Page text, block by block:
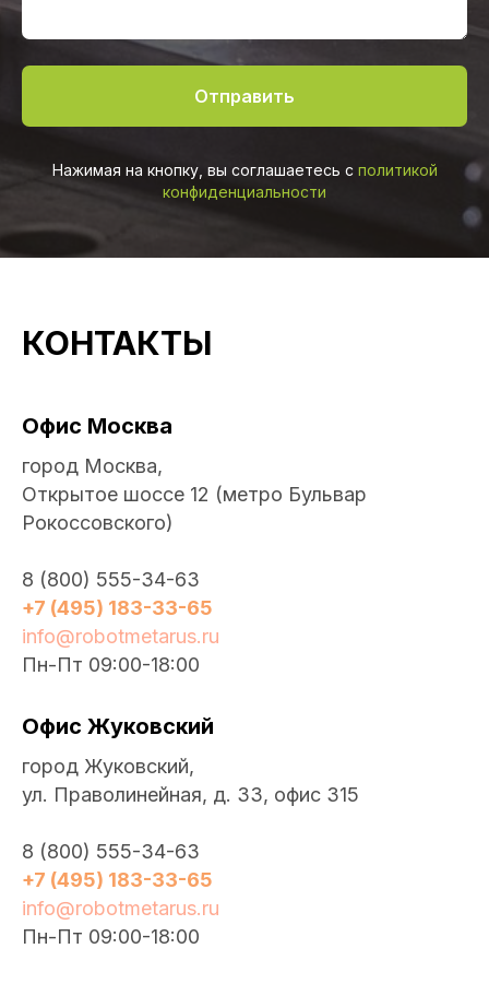
Отправить
Нажимая на кнопку, вы соглашаетесь с политикой
конфиденциальности
КОНТАКТЫ
Офис Москва
город Москва,
Открытое шоссе 12 (метро Бульвар
Рокоссовского)
8 (800) 555-34-63
+7 (495) 183-33-65
info@robotmetarus.ru
Пн-Пт 09:00-18:00
Офис Жуковский
город Жуковский,
ул. Праволинейная, д. 33, офис 315
8 (800) 555-34-63
+7 (495) 183-33-65
info@robotmetarus.ru
Пн-Пт 09:00-18:00